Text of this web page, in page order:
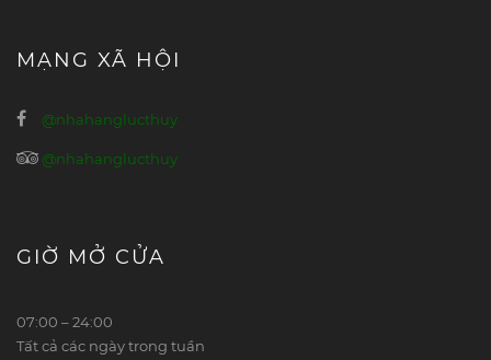
MẠNG XÃ HỘI
@nhahanglucthuy
@nhahanglucthuy
GIỜ MỞ CỬA
07:00 – 24:00
Tất cả các ngày trong tuần